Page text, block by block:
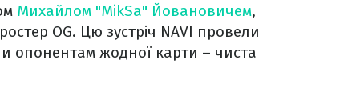
Михайлом "MikSa" Йовановичем,
OG. Цю зустріч NAVI провели
опонентам жодної карти – чиста